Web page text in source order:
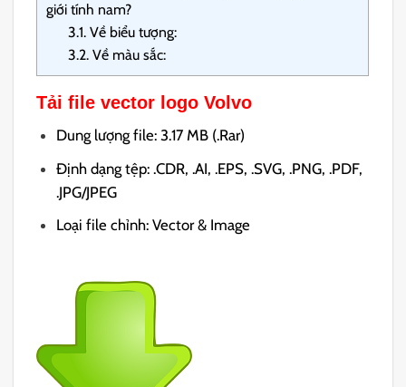
giới tính nam?
3.1. Về biểu tượng:
3.2. Về màu sắc:
Tải file vector logo Volvo
Dung lượng file: 3.17 MB (.Rar)
Định dạng tệp: .CDR, .AI, .EPS, .SVG, .PNG, .PDF,
.JPG/JPEG
Loại file chỉnh: Vector & Image